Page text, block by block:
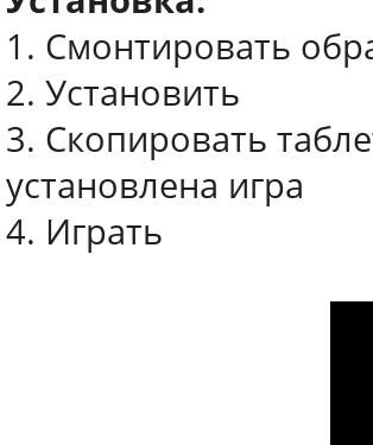
1. Смонтировать
2. Установить
3. Скопировать
установлена игра
4. Играть